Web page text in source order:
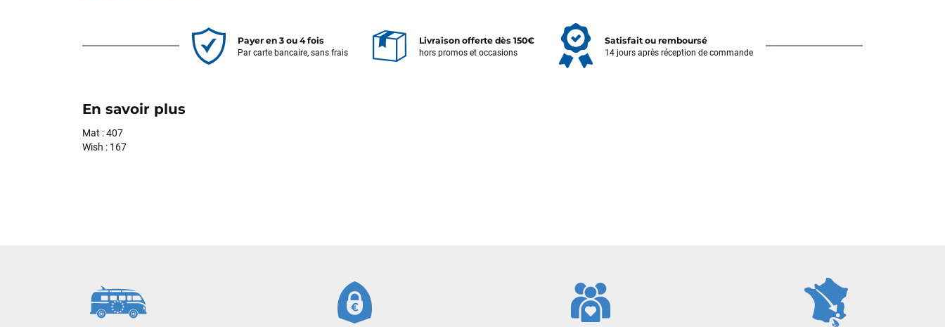
Payer en 3 ou 4 fois
Par carte bancaire, sans frais
Livraison offerte dès 150€
hors promos et occasions
Satisfait ou remboursé
14 jours après réception de commande
En savoir plus
Mat : 407
Wish : 167
Sébastien BACHELIER